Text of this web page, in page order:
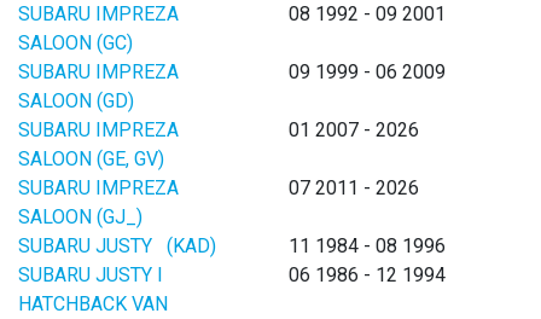
SUBARU IMPREZA
SALOON (GC)
08 1992 - 09 2001
SUBARU IMPREZA
SALOON (GD)
09 1999 - 06 2009
SUBARU IMPREZA
SALOON (GE, GV)
01 2007 - 2026
SUBARU IMPREZA
SALOON (GJ_)
07 2011 - 2026
SUBARU JUSTY (KAD)
11 1984 - 08 1996
SUBARU JUSTY I
HATCHBACK VAN
06 1986 - 12 1994